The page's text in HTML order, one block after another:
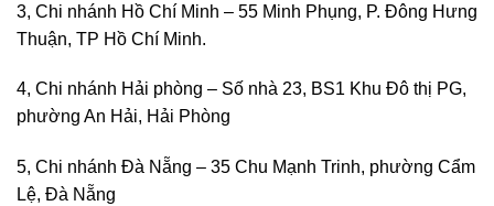
3, Chi nhánh Hồ Chí Minh – 55 Minh Phụng, P. Đông Hưng
Thuận, TP Hồ Chí Minh.
4, Chi nhánh Hải phòng – Số nhà 23, BS1 Khu Đô thị PG,
phường An Hải, Hải Phòng
5, Chi nhánh Đà Nẵng – 35 Chu Mạnh Trinh, phường Cẩm
Lệ, Đà Nẵng